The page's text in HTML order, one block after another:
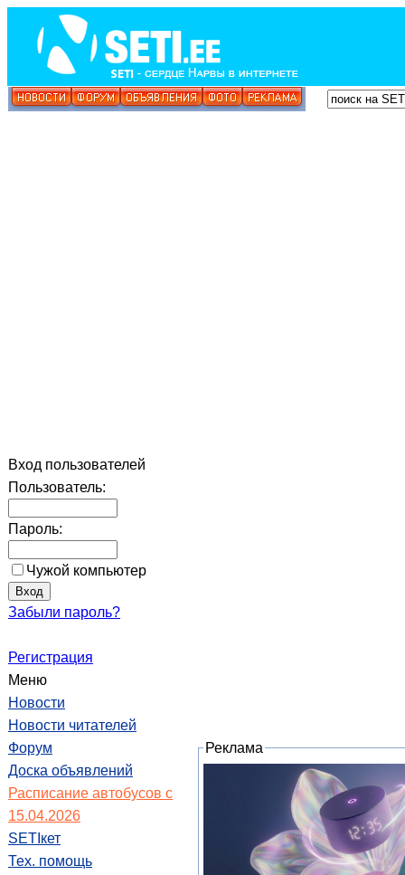
Вход пользователей
Пользователь:
Пароль:
Чужой компьютер
Забыли пароль?
Регистрация
Меню
Новости
Новости читателей
Форум
Доска объявлений
Расписание автобусов с
15.04.2026
SETIкет
Тех. помощь
Реклама